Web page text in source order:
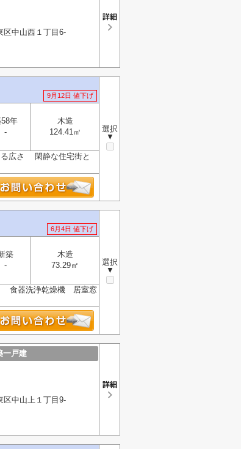
区中山西１丁目6-
9月12日 値下げ
選択
▼
年
-
木造
124.41㎡
る広さ 閑静な住宅街と
6月4日 値下げ
選択
▼
築
-
木造
73.29㎡
食器洗浄乾燥機 居室窓
一戸建
区中山上１丁目9-